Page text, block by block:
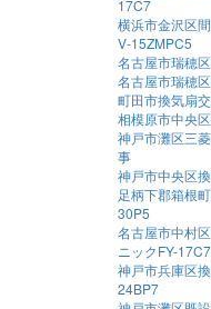
17C7
横浜市金沢区
V-15ZMPC5
名古屋市瑞穂
名古屋市瑞穂
町田市換気扇
相模原市中央
神戸市灘区三
事
神戸市中央区
足柄下郡箱根
30P5
名古屋市中村
ニックFY-17C7
神戸市兵庫区
24BP7